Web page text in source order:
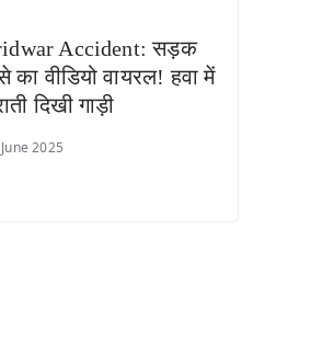
Accident: सड़क
का वीडियो वायरल! हवा में
दिखी गाड़ी
2025